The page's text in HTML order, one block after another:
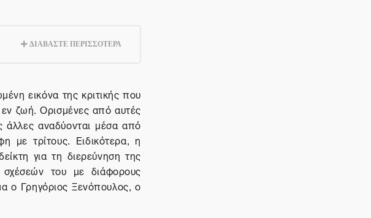
ΔΙΑΒΑΣΤΕ ΠΕΡΙΣΣΟΤΕΡΑ
εικόνα της κριτικής που
ζωή. Ορισμένες από αυτές
άλλες αναδύονται μέσα από
με τρίτους. Ειδικότερα, η
για τη διερεύνηση της
του με διάφορους
ο Γρηγόριος Ξενόπουλος, o